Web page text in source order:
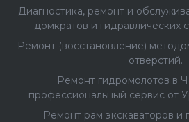
Диагностика, ремонт и
домкратов и гидравлических
Ремонт (восстановление)
отверстий.
Ремонт гидромолотов в
профессиональный сервис от
Ремонт рам экскаваторов и